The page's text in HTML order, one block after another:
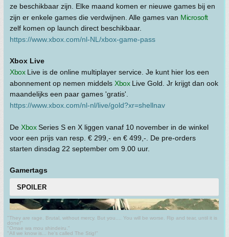
ze beschikbaar zijn. Elke maand komen er nieuwe games bij en
zijn er enkele games die verdwijnen. Alle games van Microsoft
zelf komen op launch direct beschikbaar.
https://www.xbox.com/nl-NL/xbox-game-pass
Xbox Live
XboxLive is de online multiplayer service. Je kunt hier los een
abonnement op nemen middels XboxLive Gold. Jr krijgt dan ook
maandelijks een paar games 'gratis'.
https://www.xbox.com/nl-nl/live/gold?xr=shellnav
De XboxSeries S en X liggen vanaf 10 november in de winkel
voor een prijs van resp. € 299,- en € 499,-. De pre-orders
starten dinsdag 22 september om 9.00 uur.
Gamertags
SPOILER
"They are rage. Brutal, without mercy. But you.... You will be worse. Rip and tear, until it is
done!"
"Omae wa mou shindeiru."
"All we know is... he's called The Stig!"